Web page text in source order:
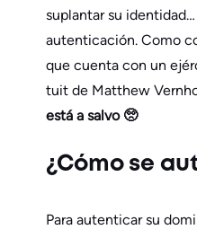
suplantar su
autenticación. Como
que cuenta con un
tuit de Matthew
está a salvo 🥺
¿Cómo se
Para autenticar su